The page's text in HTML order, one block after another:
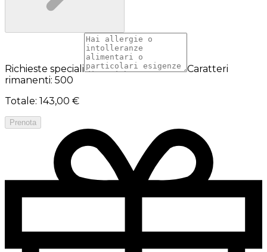
Richieste speciali
Caratteri
rimanenti: 500
Totale: 143,00 €
Prenota